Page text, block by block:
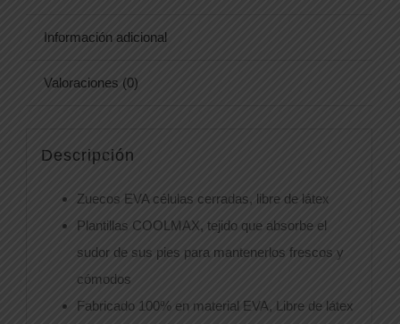
Información adicional
Valoraciones (0)
Descripción
Zuecos EVA células cerradas, libre de látex
Plantillas COOLMAX, tejido que absorbe el
sudor de sus pies para mantenerlos frescos y
cómodos
Fabricado 100% en material EVA, Libre de látex